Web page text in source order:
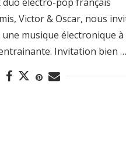
Victor & Oscar, nous
musique électronique à
Invitation bien …